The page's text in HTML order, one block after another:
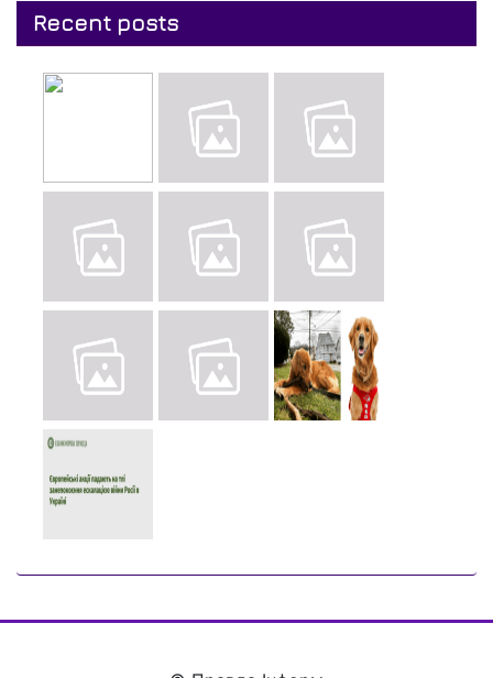
Recent posts